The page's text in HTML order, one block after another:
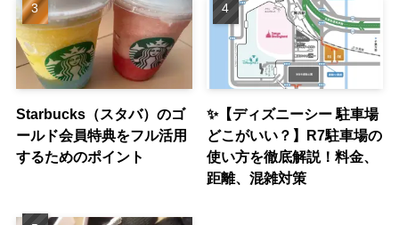
Starbucks（スタバ）のゴ
ールド会員特典をフル活用
するためのポイント
✨【ディズニーシー 駐車場
どこがいい？】R7駐車場の
使い方を徹底解説！料金、
距離、混雑対策